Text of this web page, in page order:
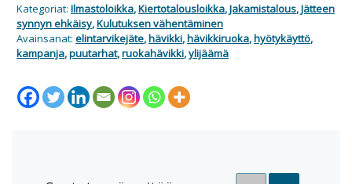
Kategoriat: Ilmastoloikka,Kiertotalousloikka,Jakamistalous,Jätteen
synnyn ehkäisy,Kulutuksen vähentäminen
Avainsanat: elintarvikejäte,hävikki,hävikkiruoka,hyötykäyttö,
kampanja,puutarhat,ruokahävikki,ylijäämä